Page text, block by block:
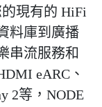
現有的 HiFi
料庫到廣播
串流服務和
eARC 、
2等， NODE